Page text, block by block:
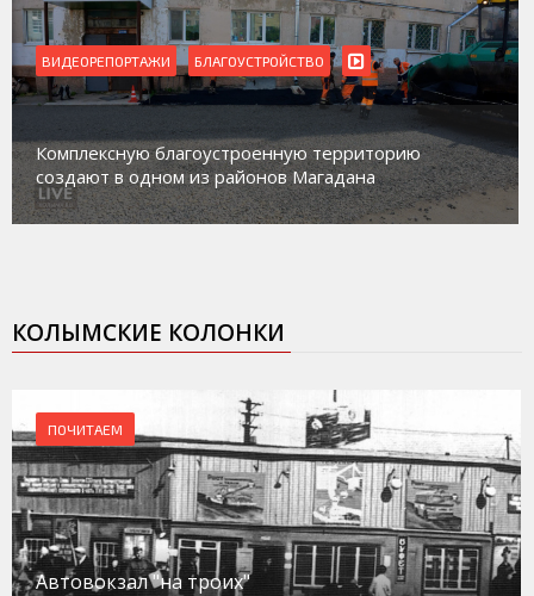
ВИДЕОРЕПОРТАЖИ
Магадан присоединился к пилотному проекту по
работе с несовершеннолетними из групп
социального риска «Переправа»
КОЛЫМСКИЕ КОЛОНКИ
ПОЧИТАЕМ
Автовокзал "на троих"